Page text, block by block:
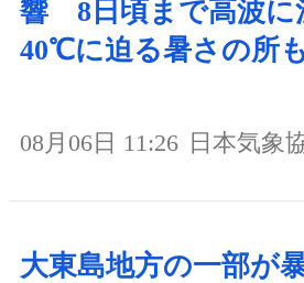
響 8日頃まで高波
40℃に迫る暑さの所も
08月06日 11:26 日本気象
大東島地方の一部が